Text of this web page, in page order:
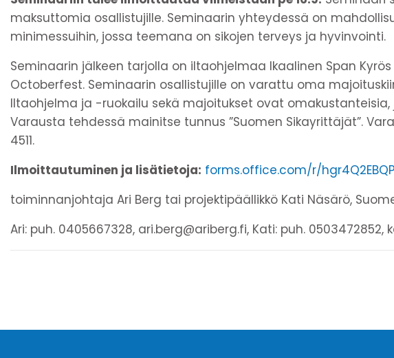
maksuttomia osallistujille. Seminaarin yhteydessä on
minimessuihin, jossa teemana on sikojen terveys ja hyvinvointi.
Seminaarin jälkeen tarjolla on iltaohjelmaa Ikaalinen Span
Octoberfest. Seminaarin osallistujille on varattu oma
Iltaohjelma ja -ruokailu sekä majoitukset ovat
Varausta tehdessä mainitse tunnus ”Suomen Sikayrittäjät”.
4511.
Ilmoittautuminen ja lisätietoja: forms.office.com/r/hgr4Q2EBQP
toiminnanjohtaja Ari Berg tai projektipäällikkö Kati Näsärö,
Ari: puh. 0405667328, ari.berg@ariberg.fi, Kati: puh. 0503472852,